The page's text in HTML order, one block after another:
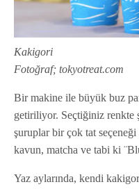
Kakigori
Fotoğraf; tokyotreat.com
Bir makine ile büyük buz
getiriliyor. Seçtiğiniz renkte
şuruplar bir çok tat
kavun, matcha ve tabi ki
Yaz aylarında, kendi